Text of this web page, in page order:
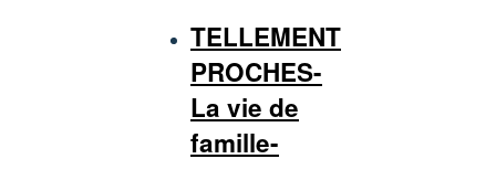
TELLEMENT
PROCHES-
La vie de
famille-